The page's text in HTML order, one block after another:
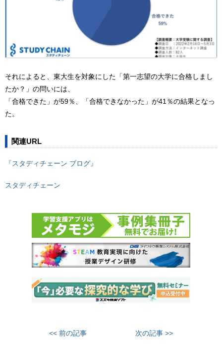
それによると、東大生を対象にした「第一志望の大学に合格しまし
たか？」の問いには、
「合格できた」が59％、「合格できなかった」が41％の結果となっ
た。
関連URL
『スタディチェーン ブログ』
スタディチェーン
<< 前の記事 次の記事 >>